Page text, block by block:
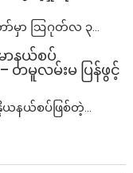
ော်မှာ ဩဂုတ်လ ၃...
ာနယ်စပ်
တမူလမ်းမ ပြန်ဖွင့်
ဒိယနယ်စပ်ဖြစ်တဲ့...